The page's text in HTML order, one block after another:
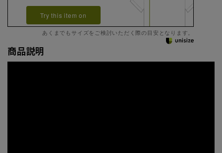
Try this item on
あくまでもサイズをご検討いただく際の目安となります。
商品説明